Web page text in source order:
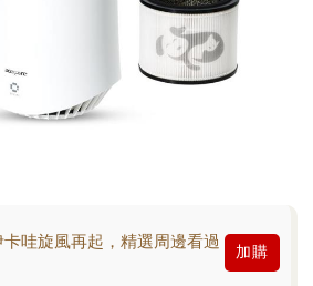
哇旋風再起，精選周邊看過
加購